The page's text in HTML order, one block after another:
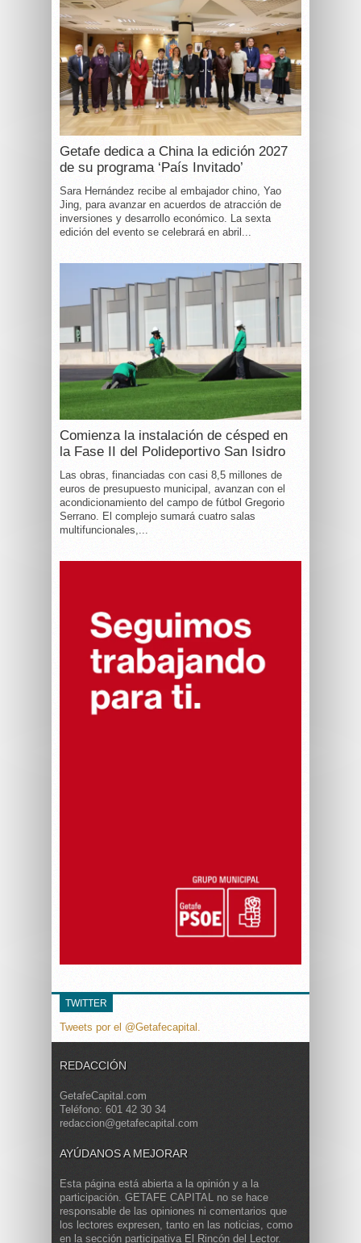
Getafe dedica a China la edición 2027
de su programa ‘País Invitado’
Sara Hernández recibe al embajador chino, Yao
Jing, para avanzar en acuerdos de atracción de
inversiones y desarrollo económico. La sexta
edición del evento se celebrará en abril...
Comienza la instalación de césped en
la Fase II del Polideportivo San Isidro
Las obras, financiadas con casi 8,5 millones de
euros de presupuesto municipal, avanzan con el
acondicionamiento del campo de fútbol Gregorio
Serrano. El complejo sumará cuatro salas
multifuncionales,...
TWITTER
Tweets por el @Getafecapital.
REDACCIÓN
GetafeCapital.com
Teléfono: 601 42 30 34
redaccion@getafecapital.com
AYÚDANOS A MEJORAR
Esta página está abierta a la opinión y a la
participación. GETAFE CAPITAL no se hace
responsable de las opiniones ni comentarios que
los lectores expresen, tanto en las noticias, como
en la sección participativa El Rincón del Lector.